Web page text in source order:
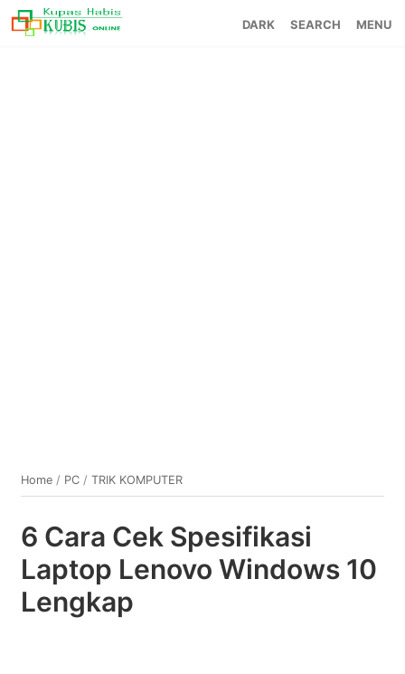
SEARCH MENU
Home / PC /TRIK KOMPUTER
6 Cara Cek Spesifikasi
Laptop Lenovo Windows 10
Lengkap